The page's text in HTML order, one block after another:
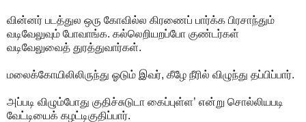
வின்னர் படத்துல ஒரு கோவில்ல கிரணைப் பார்க்க பிரசாந்தும்
வடிவேலுவும் போவாங்க. கல்லெறியறப்போ குண்டர்கள்
வடிவேலுவைத் துரத்துவார்கள்.
மலைக்கோயிலிலிருந்து ஓடும் இவர், கீழே நீரில் விழுந்து தப்பிப்பார்.
அப்படி விழும்போது குதிச்சுடுடா கைப்புள்ள’ என்று சொல்லியபடி
வேட்டியைக் கழட்டிகுதிப்பார்.